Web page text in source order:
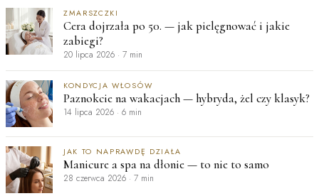
ZMARSZCZKI
Cera dojrzała po 50. — jak pielęgnować i jakie
zabiegi?
20 lipca 2026 · 7 min
KONDYCJA WŁOSÓW
Paznokcie na wakacjach — hybryda, żel czy klasyk?
14 lipca 2026 · 6 min
JAK TO NAPRAWDĘ DZIAŁA
Manicure a spa na dłonie — to nie to samo
28 czerwca 2026 · 7 min